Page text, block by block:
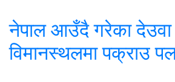
नेपाल आउँदै गरेका देउवा
विमानस्थलमा पक्राउ